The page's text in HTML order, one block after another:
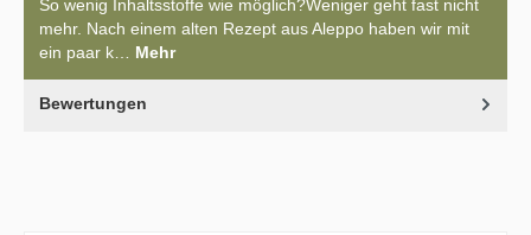
So wenig Inhaltsstoffe wie möglich?Weniger geht fast nicht
mehr. Nach einem alten Rezept aus Aleppo haben wir mit
ein paar k… Mehr
Bewertungen